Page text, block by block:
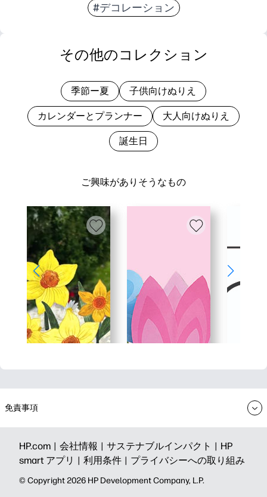
#デコレーション
ご興味がありそうなもの
その他のコレクション
季節ー夏 子供向けぬりえ
カレンダーとプランナー 大人向けぬりえ
誕生日
免責事項
HP.com | 会社情報 | サステナブルインパクト | HP
smart アプリ | 利用条件 | プライバシーへの取り組み
©️ Copyright 2026 HP Development Company, L.P.